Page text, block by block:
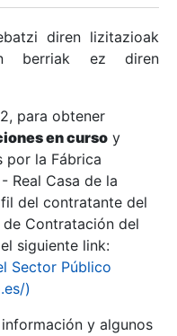
diren lizitazioak
berriak ez diren
para obtener
en curso y
por la Fábrica
Real Casa de la
del contratante del
de Contratación del
siguiente link:
Sector Público
)
y algunos